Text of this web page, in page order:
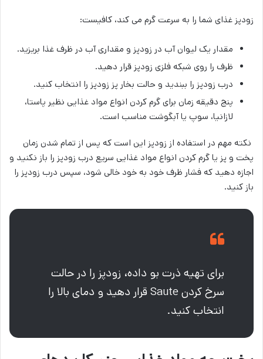
زودپز غذای شما را به سرعت گرم می کند، کافیست:
مقدار یک لیوان آب در زودپز و مقداری آب در ظرف غذا بریزید.
ظرف را روی شبکه فلزی زودپز قرار دهید.
درب زودپز را ببندید و حالت بخار پز زودپز را انتخاب کنید.
پنج دقیقه زمان برای گرم کردن انواع مواد غذایی نظیر پاستا،
لازانیا، سوپ یا آبگوشت مناسب است.
نکته مهم در استفاده از زودپز این است که پس از تمام شدن زمان
پخت و پز یا گرم کردن انواع مواد غذایی سریع درب زودپز را باز نکنید و
اجازه دهید که فشار ظرف خود به خود خالی شود، سپس درب زودپز را
باز کنید.
برای تهیه ذرت بو داده، زودپز را در حالت
سرخ کردن Saute قرار دهید و دمای بالا را
انتخاب کنید.